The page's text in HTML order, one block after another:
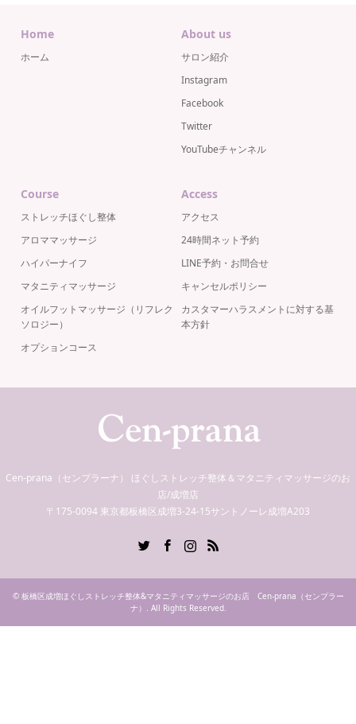
Home
ホーム
About us
サロン紹介
Instagram
Facebook
Twitter
YouTubeチャンネル
Course
ストレッチほぐし整体
アロママッサージ
ハイパーナイフ
マタニティマッサージ
オイルフットマッサージ（リフレク
ソロジー）
オプションコース
Access
アクセス
24時間ネット予約
LINE予約・お問合せ
キャンセルポリシー
カスタマーハラスメントに対する基
本方針
Cen-prana（センプラーナ） ほぐしストレッチ整体＆マタニティマッサージのお
店/成増店
〒175-0094 東京都板橋区成増3-24-15サントノーレ成増A203
RSS
© 板橋区成増ほぐしストレッチ整体&マタニティマッサージのお店 Cen-prana（センプラー
ナ） . All Rights Reserved.